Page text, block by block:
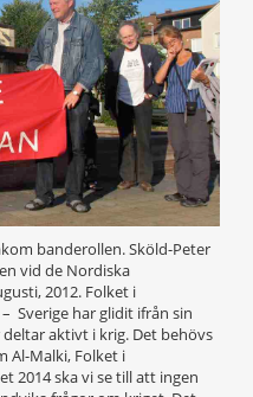
banderollen. Sköld-Peter
vid de Nordiska
2012. Folket i
Sverige har glidit ifrån sin
aktivt i krig. Det behövs
Al-Malki, Folket i
2014 ska vi se till att ingen